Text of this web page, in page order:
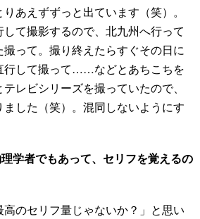
あえずずっと出ています（笑）。
て撮影するので、北九州へ行って
って。撮り終えたらすぐその日に
行して撮って……などとあちこちを
レビシリーズを撮っていたので、
した（笑）。混同しないようにす
学者でもあって、セリフを覚えるの
のセリフ量じゃないか？」と思い